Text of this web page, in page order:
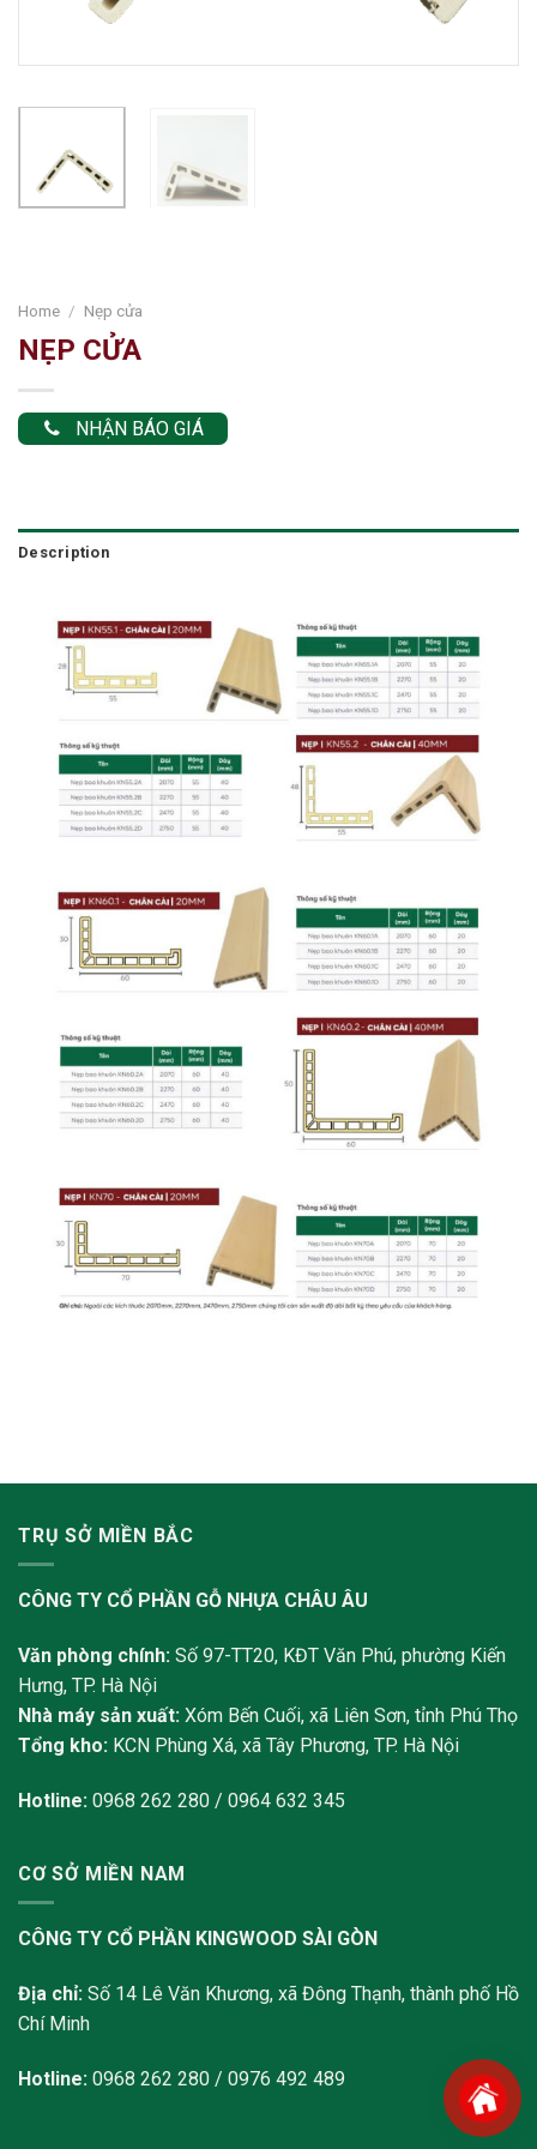
Home / Nẹp cửa
NẸP CỬA
NHẬN BÁO GIÁ
Description
TRỤ SỞ MIỀN BẮC
CÔNG TY CỔ PHẦN GỖ NHỰA CHÂU ÂU
Văn phòng chính: Số 97-TT20, KĐT Văn Phú, phường Kiến
Hưng, TP. Hà Nội
Nhà máy sản xuất: Xóm Bến Cuối, xã Liên Sơn, tỉnh Phú Thọ
Tổng kho: KCN Phùng Xá, xã Tây Phương, TP. Hà Nội
Hotline: 0968 262 280 / 0964 632 345
CƠ SỞ MIỀN NAM
CÔNG TY CỔ PHẦN KINGWOOD SÀI GÒN
Địa chỉ: Số 14 Lê Văn Khương, xã Đông Thạnh, thành phố Hồ
Chí Minh
Hotline: 0968 262 280 / 0976 492 489